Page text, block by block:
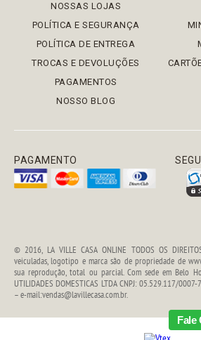
NOSSAS LOJAS
POLÍTICA E SEGURANÇA
POLÍTICA DE ENTREGA
TROCAS E DEVOLUÇÕES
PAGAMENTOS
NOSSO BLOG
PAGAMENTO
© 2016, LA VILLE CASA ONLINE TODOS OS
veiculadas, logotipo e marca são de propriedade de
sua reprodução, total ou parcial. Com sede em Belo
UTILIDADES DOMESTICAS LTDA CNPJ: 05.529.117/
– e-mail:vendas@lavillecasa.com.br.
Fale